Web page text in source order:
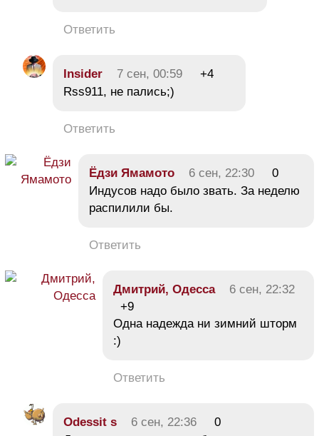
Ответить
Insider 7 сен, 00:59
+4
Rss911, не пались;)
Ответить
Ёдзи Ямамото 6 сен, 22:30
0
Индусов надо было звать. За неделю
распилили бы.
Ответить
Дмитрий, Одесса
6 сен, 22:32
+9
Одна надежда ни зимний шторм
:)
Ответить
Odessit s 6 сен, 22:36
0